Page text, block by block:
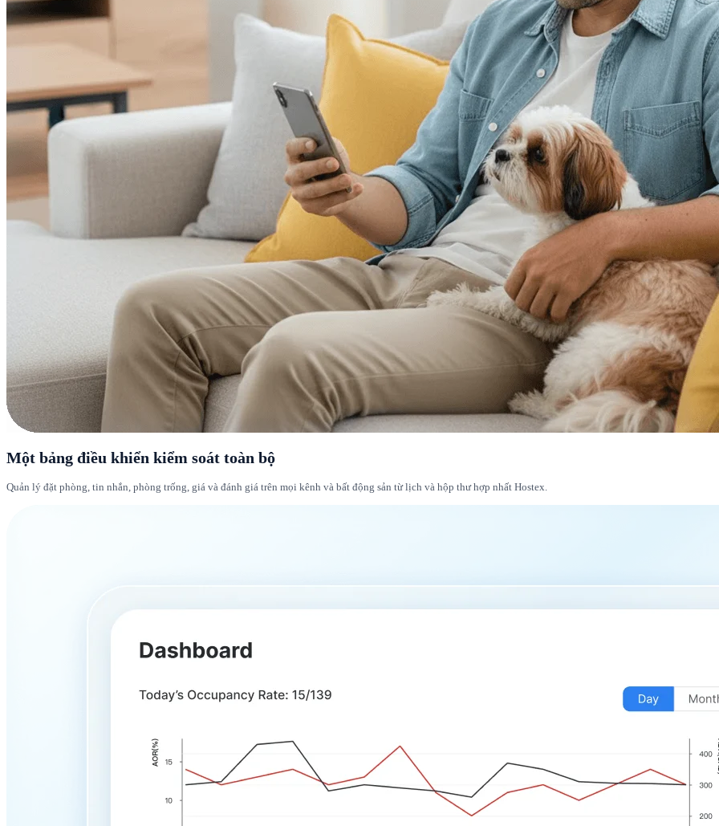
Một bảng điều khiển kiểm soát toàn bộ
Quản lý đặt phòng, tin nhắn, phòng trống, giá và đánh giá trên mọi kênh và bất động sản từ lịch và hộp thư hợp nhất Hostex.